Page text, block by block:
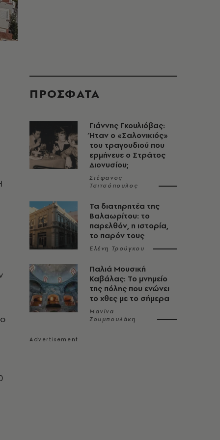
ΠΡΟΣΦΑΤΑ
Γιάννης Γκουλιόβας:
Ήταν ο «Σαλονικιός»
του τραγουδιού που
ερμήνευε ο Στράτος
Διονυσίου;
Στέφανος
Τσιτσόπουλος
Τα διατηρητέα της
Βαλαωρίτου: το
παρελθόν, η ιστορία,
το παρόν τους
Ελένη Τρούγκου
Παλιά Μουσική
Καβάλας: Το μνημείο
της πόλης που ενώνει
το χθες με το σήμερα
Μανίνα
Ζουμπουλάκη